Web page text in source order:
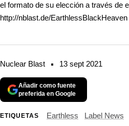
Nuclear Blast 13 sept 2021
Añadir como fuente
preferida en Google
ETIQUETAS Earthless Label News
el formato de su elección a través de
http://nblast.de/EarthlessBlackHeaven